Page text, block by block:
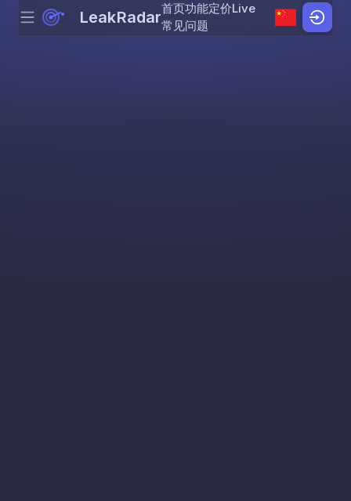
Skip to content
Menu LeakRadar首页功能定价Live
常见问题